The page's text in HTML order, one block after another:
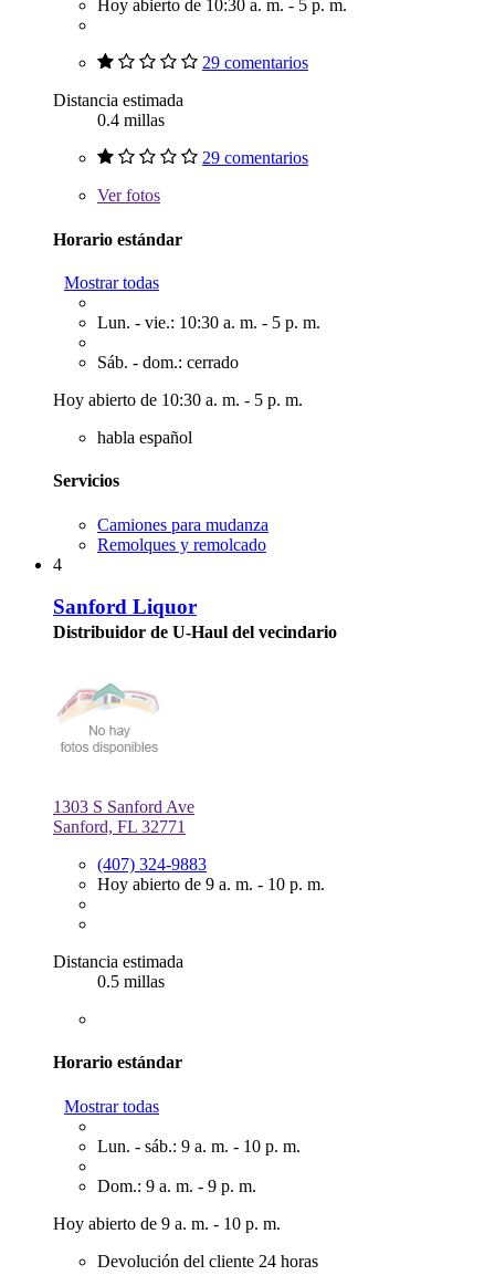
Hoy abierto de 10:30 a. m. - 5 p. m.
29 comentarios
Distancia estimada
0.4 millas
29 comentarios
Verfotos
Horario estándar
Mostrar todas
Lun. - vie.: 10:30 a. m. - 5 p. m.
Sáb. - dom.: cerrado
Hoy abierto de 10:30 a. m. - 5 p. m.
habla español
Servicios
Camiones para mudanza
Remolques y remolcado
4
Sanford Liquor
Distribuidor de U-Haul del vecindario
1303 S Sanford Ave
Sanford, FL 32771
(407) 324-9883
Hoy abierto de 9 a. m. - 10 p. m.
Distancia estimada
0.5 millas
Horario estándar
Mostrar todas
Lun. - sáb.: 9 a. m. - 10 p. m.
Dom.: 9 a. m. - 9 p. m.
Hoy abierto de 9 a. m. - 10 p. m.
Devolución del cliente 24 horas